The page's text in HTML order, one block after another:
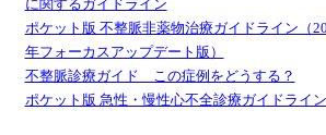
に関するガイドライン
ポケット版 不整脈非薬物治療ガイドライン（
年フォーカスアップデート版）
不整脈診療ガイド この症例をどうする？
ポケット版 急性・慢性心不全診療ガイドライン